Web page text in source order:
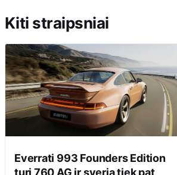
Kiti straipsniai
Everrati 993 Founders Edition